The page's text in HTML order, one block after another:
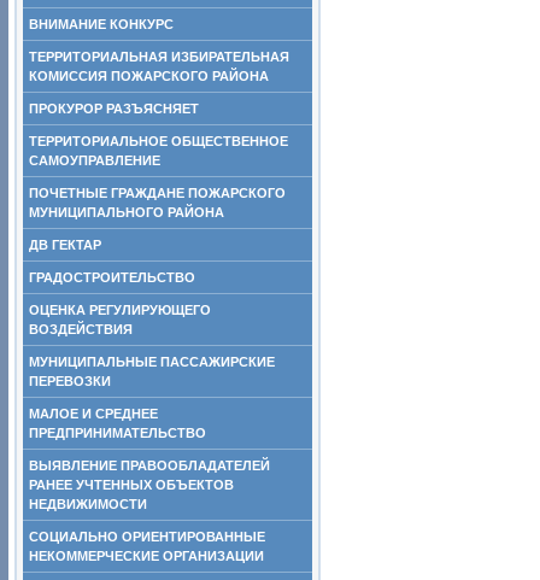
ВНИМАНИЕ КОНКУРС
ТЕРРИТОРИАЛЬНАЯ ИЗБИРАТЕЛЬНАЯ
КОМИССИЯ ПОЖАРСКОГО РАЙОНА
ПРОКУРОР РАЗЪЯСНЯЕТ
ТЕРРИТОРИАЛЬНОЕ ОБЩЕСТВЕННОЕ
САМОУПРАВЛЕНИЕ
ПОЧЕТНЫЕ ГРАЖДАНЕ ПОЖАРСКОГО
МУНИЦИПАЛЬНОГО РАЙОНА
ДВ ГЕКТАР
ГРАДОСТРОИТЕЛЬСТВО
ОЦЕНКА РЕГУЛИРУЮЩЕГО
ВОЗДЕЙСТВИЯ
МУНИЦИПАЛЬНЫЕ ПАССАЖИРСКИЕ
ПЕРЕВОЗКИ
МАЛОЕ И СРЕДНЕЕ
ПРЕДПРИНИМАТЕЛЬСТВО
ВЫЯВЛЕНИЕ ПРАВООБЛАДАТЕЛЕЙ
РАНЕЕ УЧТЕННЫХ ОБЪЕКТОВ
НЕДВИЖИМОСТИ
СОЦИАЛЬНО ОРИЕНТИРОВАННЫЕ
НЕКОММЕРЧЕСКИЕ ОРГАНИЗАЦИИ